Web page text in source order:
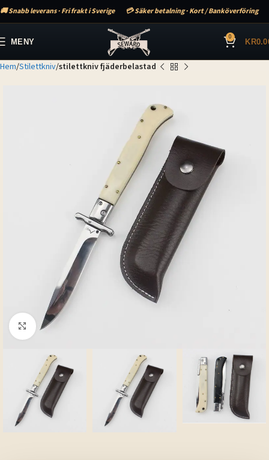
🚚 Snabb leverans · Fri frakt i Sverige 💳 Säker betalning · Kort / Banköverföring
MENY 0 KR
Hem Stilettkniv stilettkniv fjäderbelastad
Klicka för att förstora